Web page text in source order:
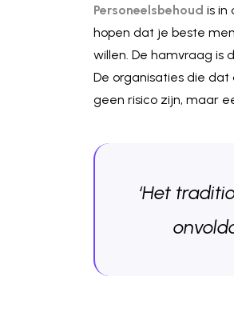
Personeelsbehoud is in
hopen dat je beste
willen. De hamvraag is
De organisaties die
geen risico zijn, maar
‘Het